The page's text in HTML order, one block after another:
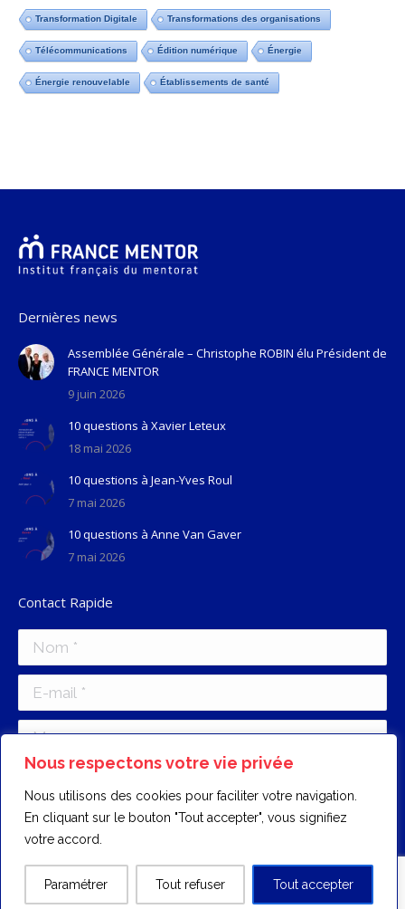
Nous respectons votre vie privée
Nous utilisons des cookies pour faciliter votre navigation.
En cliquant sur le bouton "Tout accepter", vous signifiez
votre accord.
Paramétrer Tout refuser Tout accepter
Transformation Digitale Transformations des organisations
Télécommunications Édition numérique Énergie
Énergie renouvelable Établissements de santé
Dernières news
Assemblée Générale – Christophe ROBIN élu Président de
FRANCE MENTOR
9 juin 2026
10 questions à Xavier Leteux
18 mai 2026
10 questions à Jean-Yves Roul
7 mai 2026
10 questions à Anne Van Gaver
7 mai 2026
Contact Rapide
Nom *
E-mail *
Message
Envoyer